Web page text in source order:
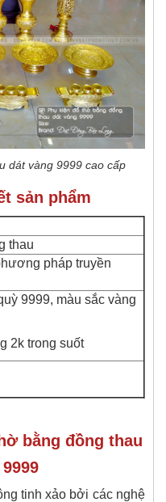
dát vàng 9999 cao cấp
sản phẩm
thau
pháp truyền
9999, màu sắc vàng
2k trong suốt
bằng đồng thau
tinh xảo bởi các nghệ